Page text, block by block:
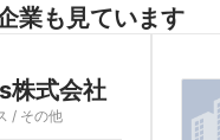
業も見ています
式会社
/ その他